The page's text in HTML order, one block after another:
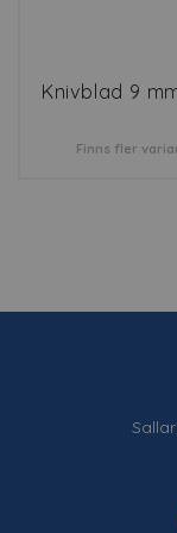
Knivblad 9
Finns fler